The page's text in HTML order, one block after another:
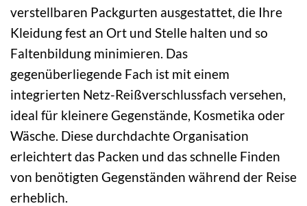
verstellbaren Packgurten ausgestattet, die Ihre
Kleidung fest an Ort und Stelle halten und so
Faltenbildung minimieren. Das
gegenüberliegende Fach ist mit einem
integrierten Netz-Reißverschlussfach versehen,
ideal für kleinere Gegenstände, Kosmetika oder
Wäsche. Diese durchdachte Organisation
erleichtert das Packen und das schnelle Finden
von benötigten Gegenständen während der Reise
erheblich.